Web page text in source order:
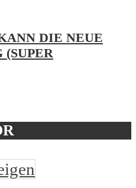
DIE NEUE
(SUPER